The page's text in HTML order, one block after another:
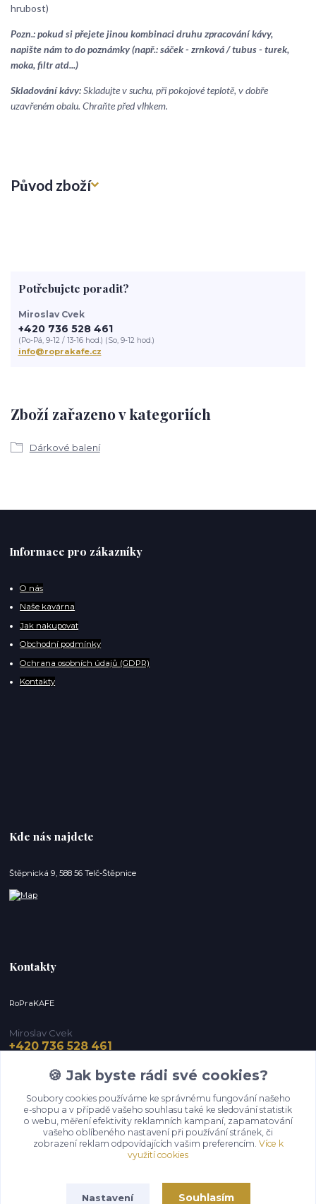
hrubost)
Pozn.: pokud si přejete jinou kombinaci druhu zpracování kávy,
napište nám to do poznámky (např.: sáček - zrnková / tubus - turek,
moka, filtr atd...)
Skladování kávy:Skladujte v suchu, při pokojové teplotě, v dobře
uzavřeném obalu. Chraňte před vlhkem.
Původ zboží
Zboží zařazeno v kategoriích
Dárkové balení
Potřebujete poradit?
Miroslav Cvek
+420 736 528 461
(Po-Pá, 9-12 / 13-16 hod.) (So, 9-12 hod.)
info@roprakafe.cz
Informace pro zákazníky
O nás
Naše kavárna
Jak nakupovat
Obchodní podmínky
Ochrana osobních údajů (GDPR)
Kontakty
Kde nás najdete
Štěpnická 9, 588 56 Telč-Štěpnice
Kontakty
RoPraKAFE
Miroslav Cvek
+420 736 528 461
Upravit sběr cookies.
🍪 Jak byste rádi své cookies?
Soubory cookies používáme ke správnému fungování našeho
e-shopu a v případě vašeho souhlasu také ke sledování statistik
o webu, měření efektivity reklamních kampaní, zapamatování
vašeho oblíbeného nastavení při používání stránek, či
zobrazení reklam odpovídajících vašim preferencím. Více k
využití cookies
Nastavení Souhlasím